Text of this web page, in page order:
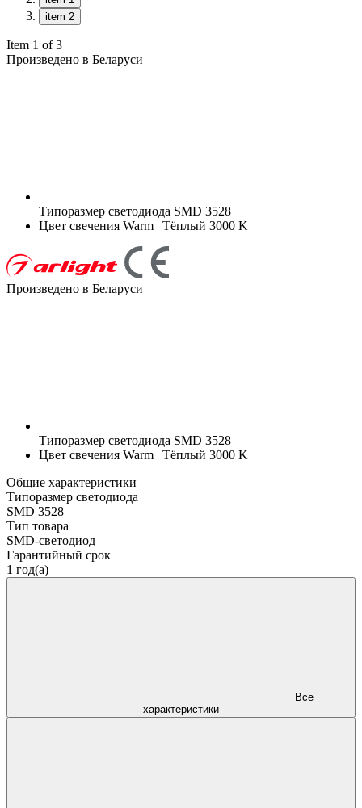
item 2
Item 1 of 3
Произведено в Беларуси
Типоразмер светодиода SMD 3528
Цвет свечения Warm | Тёплый 3000 K
Произведено в Беларуси
Типоразмер светодиода SMD 3528
Цвет свечения Warm | Тёплый 3000 K
Общие характеристики
Типоразмер светодиода
SMD 3528
Тип товара
SMD-светодиод
Гарантийный срок
1 год(а)
характеристики